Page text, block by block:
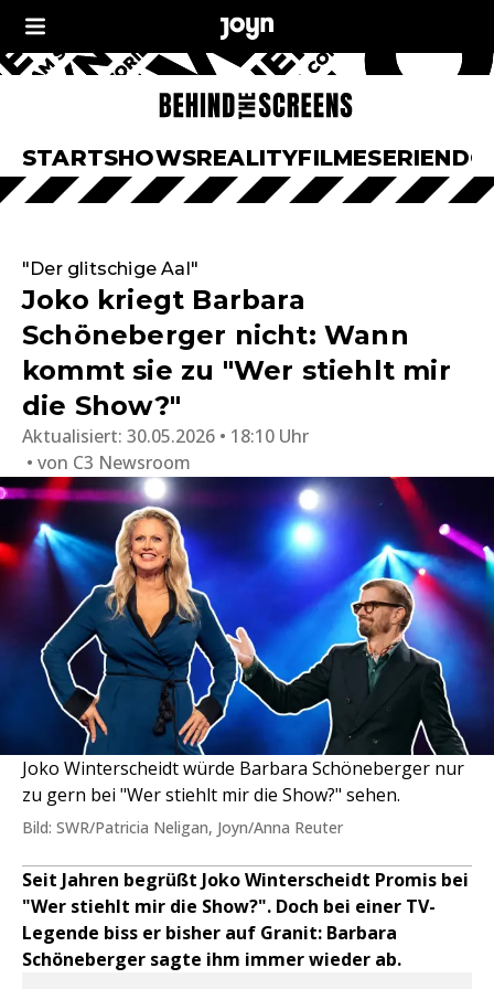
STARTSHOWSREALITYFILMESERIEN
"Der glitschige Aal"
Joko kriegt Barbara
Schöneberger nicht: Wann
kommt sie zu "Wer stiehlt mir
die Show?"
Aktualisiert: 30.05.2026 • 18:10 Uhr
von C3 Newsroom
Joko Winterscheidt würde Barbara Schöneberger nur
zu gern bei "Wer stiehlt mir die Show?" sehen.
Bild: SWR/Patricia Neligan, Joyn/Anna Reuter
Seit Jahren begrüßt Joko Winterscheidt Promis bei
"Wer stiehlt mir die Show?". Doch bei einer TV-
Legende biss er bisher auf Granit: Barbara
Schöneberger sagte ihm immer wieder ab.